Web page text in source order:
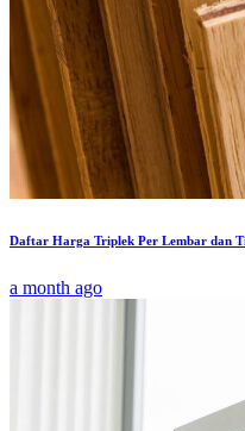
Daftar Harga Triplek Per Lembar dan
a month ago